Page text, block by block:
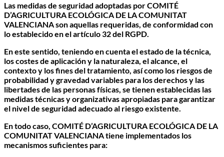
Las medidas de seguridad adoptadas por COMITÉ
D’AGRICULTURA ECOLÓGICA DE LA COMUNITAT
VALENCIANA son aquellas requeridas, de conformidad con
lo establecido en el artículo 32 del RGPD.
En este sentido, teniendo en cuenta el estado de la técnica,
los costes de aplicación y la naturaleza, el alcance, el
contexto y los fines del tratamiento, así como los riesgos de
probabilidad y gravedad variables para los derechos y las
libertades de las personas físicas, se tienen establecidas las
medidas técnicas y organizativas apropiadas para garantizar
el nivel de seguridad adecuado al riesgo existente.
En todo caso, COMITÉ D’AGRICULTURA ECOLÓGICA DE LA
COMUNITAT VALENCIANA tiene implementados los
mecanismos suficientes para: